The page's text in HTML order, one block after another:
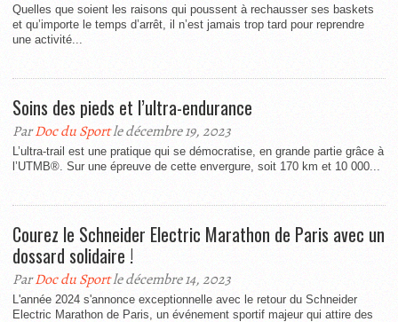
Quelles que soient les raisons qui poussent à rechausser ses baskets
et qu’importe le temps d’arrêt, il n’est jamais trop tard pour reprendre
une activité...
Soins des pieds et l’ultra-endurance
ParDoc du Sportle décembre 19, 2023
L’ultra-trail est une pratique qui se démocratise, en grande partie grâce à
l’UTMB®. Sur une épreuve de cette envergure, soit 170 km et 10 000...
Courez le Schneider Electric Marathon de Paris avec un
dossard solidaire !
ParDoc du Sportle décembre 14, 2023
L'année 2024 s'annonce exceptionnelle avec le retour du Schneider
Electric Marathon de Paris, un événement sportif majeur qui attire des